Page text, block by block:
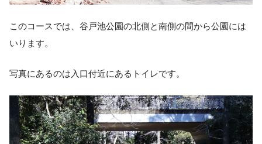
このコースでは、谷戸池公園の北側と南側の間から公園には
いります。
写真にあるのは入口付近にあるトイレです。